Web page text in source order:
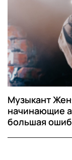
Музыкант
начинающие
большая